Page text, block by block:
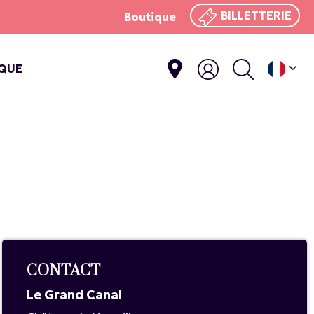
Boutique BILLETTERIE
CONTACT
Le Grand Canal